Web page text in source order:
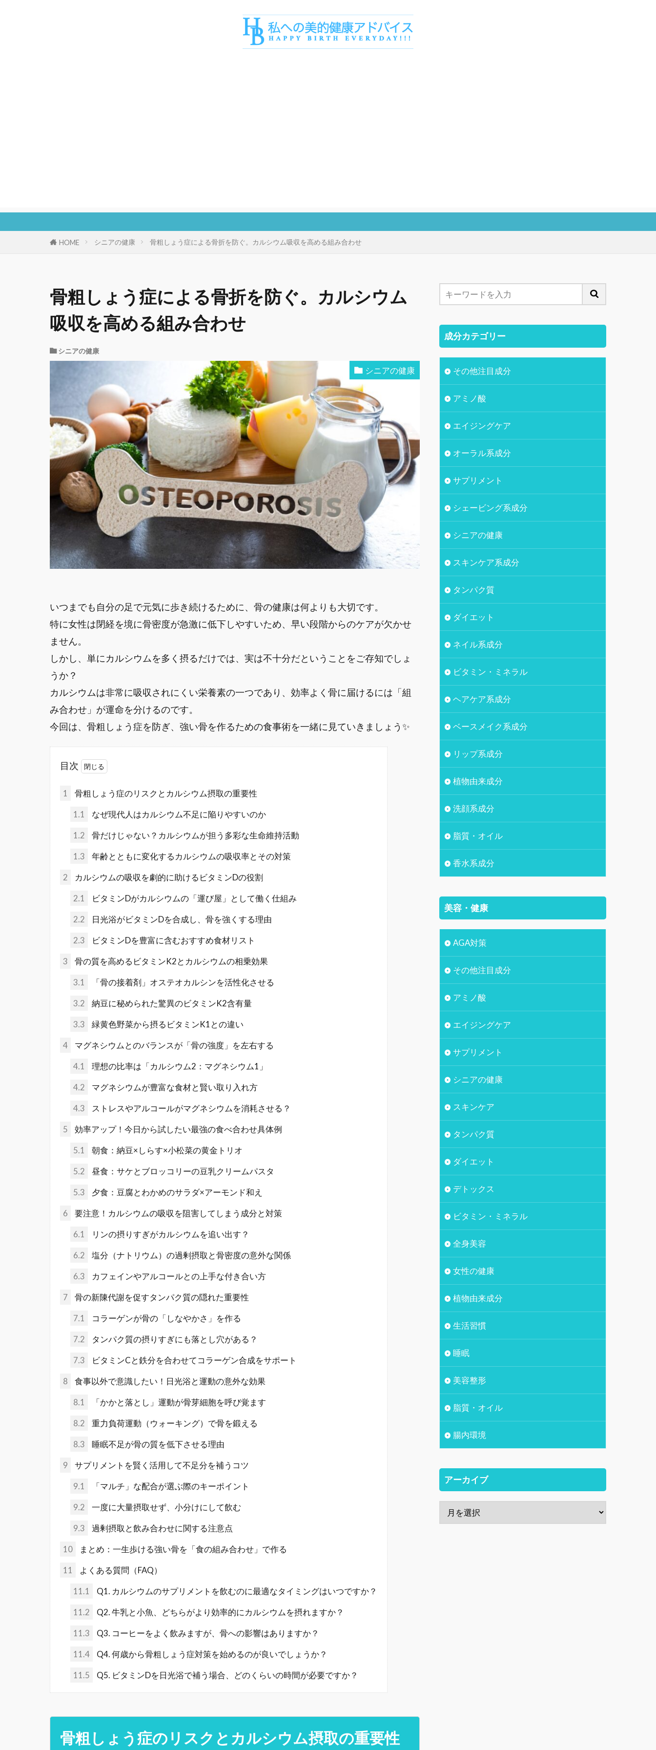
HOME シニアの健康 骨粗しょう症による骨折を防ぐ。カルシウム吸収を高める組み合わせ
骨粗しょう症による骨折を防ぐ。カルシウム
吸収を高める組み合わせ
シニアの健康
シニアの健康
いつまでも自分の足で元気に歩き続けるために、骨の健康は何よりも大切です。
特に女性は閉経を境に骨密度が急激に低下しやすいため、早い段階からのケアが欠かせ
ません。
しかし、単にカルシウムを多く摂るだけでは、実は不十分だということをご存知でしょ
うか？
カルシウムは非常に吸収されにくい栄養素の一つであり、効率よく骨に届けるには「組
み合わせ」が運命を分けるのです。
今回は、骨粗しょう症を防ぎ、強い骨を作るための食事術を一緒に見ていきましょう✨
目次
1 骨粗しょう症のリスクとカルシウム摂取の重要性
1.1 なぜ現代人はカルシウム不足に陥りやすいのか
1.2 骨だけじゃない？カルシウムが担う多彩な生命維持活動
1.3 年齢とともに変化するカルシウムの吸収率とその対策
2 カルシウムの吸収を劇的に助けるビタミンDの役割
2.1 ビタミンDがカルシウムの「運び屋」として働く仕組み
2.2 日光浴がビタミンDを合成し、骨を強くする理由
2.3 ビタミンDを豊富に含むおすすめ食材リスト
3 骨の質を高めるビタミンK2とカルシウムの相乗効果
3.1 「骨の接着剤」オステオカルシンを活性化させる
3.2 納豆に秘められた驚異のビタミンK2含有量
3.3 緑黄色野菜から摂るビタミンK1との違い
4 マグネシウムとのバランスが「骨の強度」を左右する
4.1 理想の比率は「カルシウム2：マグネシウム1」
4.2 マグネシウムが豊富な食材と賢い取り入れ方
4.3 ストレスやアルコールがマグネシウムを消耗させる？
5 効率アップ！今日から試したい最強の食べ合わせ具体例
5.1 朝食：納豆×しらす×小松菜の黄金トリオ
5.2 昼食：サケとブロッコリーの豆乳クリームパスタ
5.3 夕食：豆腐とわかめのサラダ×アーモンド和え
6 要注意！カルシウムの吸収を阻害してしまう成分と対策
6.1 リンの摂りすぎがカルシウムを追い出す？
6.2 塩分（ナトリウム）の過剰摂取と骨密度の意外な関係
6.3 カフェインやアルコールとの上手な付き合い方
7 骨の新陳代謝を促すタンパク質の隠れた重要性
7.1 コラーゲンが骨の「しなやかさ」を作る
7.2 タンパク質の摂りすぎにも落とし穴がある？
7.3 ビタミンCと鉄分を合わせてコラーゲン合成をサポート
8 食事以外で意識したい！日光浴と運動の意外な効果
8.1 「かかと落とし」運動が骨芽細胞を呼び覚ます
8.2 重力負荷運動（ウォーキング）で骨を鍛える
8.3 睡眠不足が骨の質を低下させる理由
9 サプリメントを賢く活用して不足分を補うコツ
9.1 「マルチ」な配合が選ぶ際のキーポイント
9.2 一度に大量摂取せず、小分けにして飲む
9.3 過剰摂取と飲み合わせに関する注意点
10 まとめ：一生歩ける強い骨を「食の組み合わせ」で作る
11 よくある質問（FAQ）
11.1 Q1. カルシウムのサプリメントを飲むのに最適なタイミングはいつですか？
11.2 Q2. 牛乳と小魚、どちらがより効率的にカルシウムを摂れますか？
11.3 Q3. コーヒーをよく飲みますが、骨への影響はありますか？
11.4 Q4. 何歳から骨粗しょう症対策を始めるのが良いでしょうか？
11.5 Q5. ビタミンDを日光浴で補う場合、どのくらいの時間が必要ですか？
骨粗しょう症のリスクとカルシウム摂取の重要性
成分カテゴリー
その他注目成分
アミノ酸
エイジングケア
オーラル系成分
サプリメント
シェービング系成分
シニアの健康
スキンケア系成分
タンパク質
ダイエット
ネイル系成分
ビタミン・ミネラル
ヘアケア系成分
ベースメイク系成分
リップ系成分
植物由来成分
洗顔系成分
脂質・オイル
香水系成分
美容・健康
AGA対策
その他注目成分
アミノ酸
エイジングケア
サプリメント
シニアの健康
スキンケア
タンパク質
ダイエット
デトックス
ビタミン・ミネラル
全身美容
女性の健康
植物由来成分
生活習慣
睡眠
美容整形
脂質・オイル
腸内環境
アーカイブ